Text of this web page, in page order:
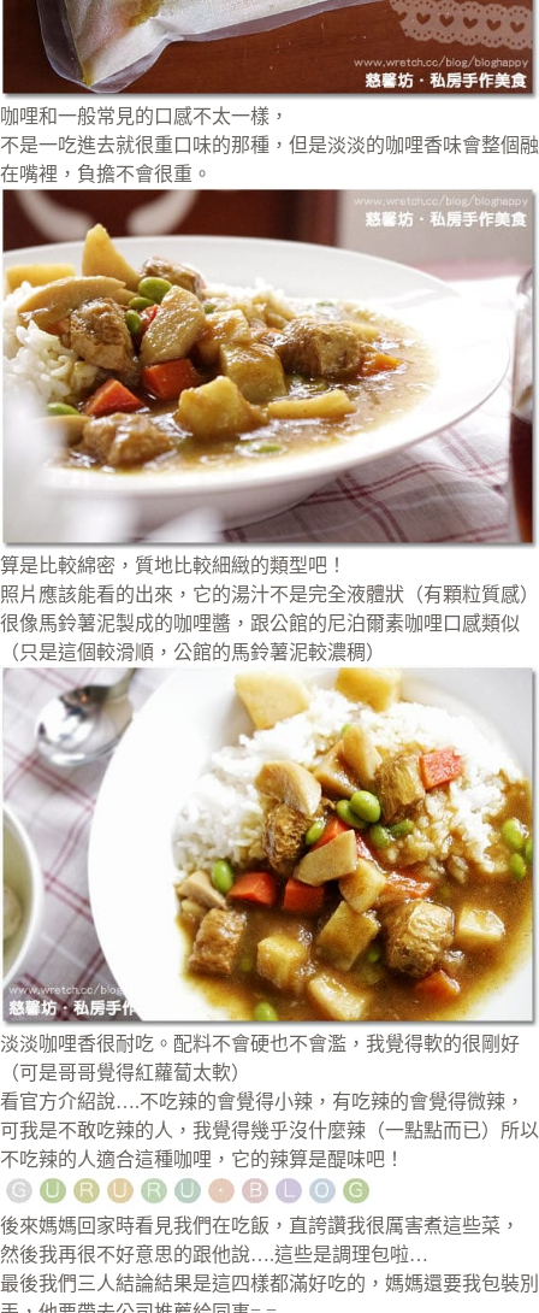
咖哩和一般常見的口感不太一樣，
不是一吃進去就很重口味的那種，但是淡淡的咖哩香味會整個融
在嘴裡，負擔不會很重。
算是比較綿密，質地比較細緻的類型吧！
照片應該能看的出來，它的湯汁不是完全液體狀（有顆粒質感）
很像馬鈴薯泥製成的咖哩醬，跟公館的尼泊爾素咖哩口感類似
（只是這個較滑順，公館的馬鈴薯泥較濃稠）
淡淡咖哩香很耐吃。配料不會硬也不會濫，我覺得軟的很剛好
（可是哥哥覺得紅蘿蔔太軟）
看官方介紹說….不吃辣的會覺得小辣，有吃辣的會覺得微辣，
可我是不敢吃辣的人，我覺得幾乎沒什麼辣（一點點而已）所以
不吃辣的人適合這種咖哩，它的辣算是醍味吧！
後來媽媽回家時看見我們在吃飯，直誇讚我很厲害煮這些菜，
然後我再很不好意思的跟他說….這些是調理包啦…
最後我們三人結論結果是這四樣都滿好吃的，媽媽還要我包裝別